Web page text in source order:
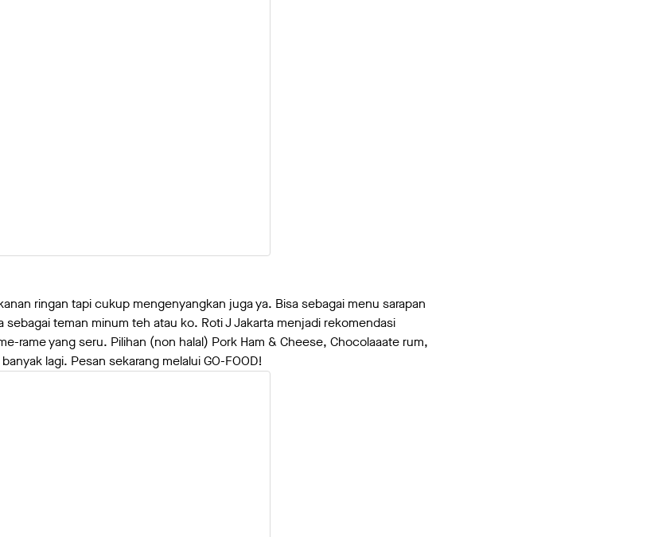
ringan tapi cukup mengenyangkan juga ya. Bisa sebagai menu sarapan
teman minum teh atau ko. Roti J Jakarta menjadi rekomendasi
rame yang seru. Pilihan (non halal) Pork Ham & Cheese, Chocolaaate rum,
lagi. Pesan sekarang melalui GO-FOOD!